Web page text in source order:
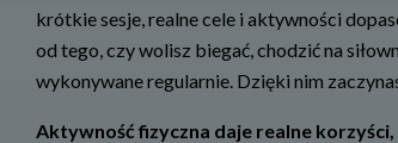
krótkie sesje, realne cele i aktywności
od tego, czy wolisz biegać, chodzić na
wykonywane regularnie. Dzięki nim
Aktywność fizyczna daje realne korzyści,